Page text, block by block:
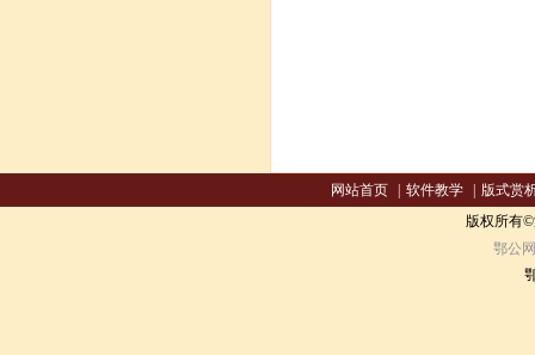
网站首页 软件教学
版式赏
版权所有
鄂公